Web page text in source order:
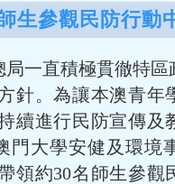
生參觀民防行動
局一直積極貫徹特
針。為讓本澳青年
續進行民防宣傳及
門大學安健及環境
領約30名師生參觀